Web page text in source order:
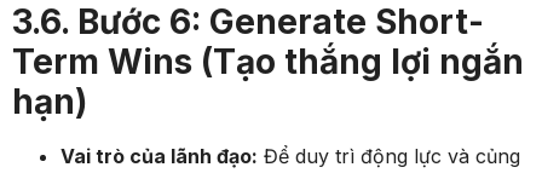
3.6. Bước 6: Generate Short-
Term Wins (Tạo thắng lợi ngắn
hạn)
Vai trò của lãnh đạo: Để duy trì động lực và củng